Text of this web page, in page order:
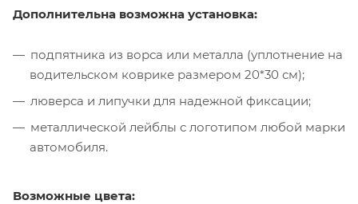
Дополнительна возможна установка:
подпятника из ворса или металла (уплотнение на
водительском коврике размером 20*30 см);
люверса и липучки для надежной фиксации;
металлической лейблы с логотипом любой марки
автомобиля.
Возможные цвета: